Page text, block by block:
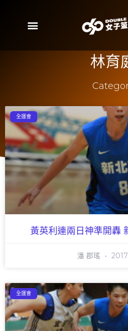
林育
全運會
黃英利連兩日神準開轟
潘 郡瑤
全運會